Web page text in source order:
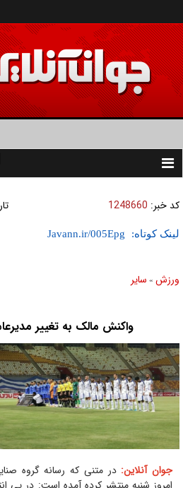
Toggle
کد خبر: 1248660
لینک کوتاه:
ورزش » ساير
واکنش مالک به تغییر
جوان آنلاین: در متنی که رسانه گروه